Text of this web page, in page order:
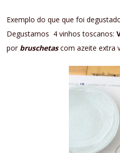
Exemplo do que que foi
Degustamos 4 vinhos toscanos:
por bruschetascom azeite extra